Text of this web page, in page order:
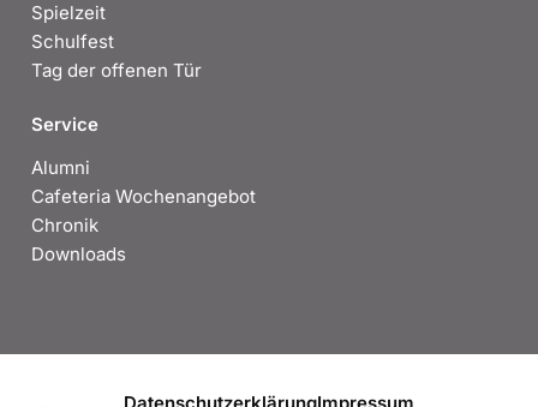
Spielzeit
Schulfest
Tag der offenen Tür
Service
Alumni
Cafeteria Wochenangebot
Chronik
Downloads